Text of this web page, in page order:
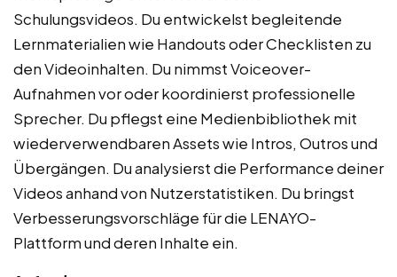
Schulungsvideos. Du entwickelst begleitende
Lernmaterialien wie Handouts oder Checklisten zu
den Videoinhalten. Du nimmst Voiceover-
Aufnahmen vor oder koordinierst professionelle
Sprecher. Du pflegst eine Medienbibliothek mit
wiederverwendbaren Assets wie Intros, Outros und
Übergängen. Du analysierst die Performance deiner
Videos anhand von Nutzerstatistiken. Du bringst
Verbesserungsvorschläge für die LENAYO-
Plattform und deren Inhalte ein.